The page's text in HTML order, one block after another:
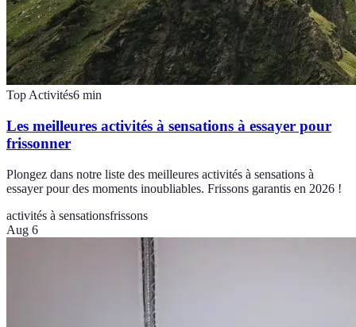
Top Activités6 min
Les meilleures activités à sensations à essayer pour
frissonner
Plongez dans notre liste des meilleures activités à sensations à
essayer pour des moments inoubliables. Frissons garantis en 2026 !
activités à sensationsfrissons
Aug 6